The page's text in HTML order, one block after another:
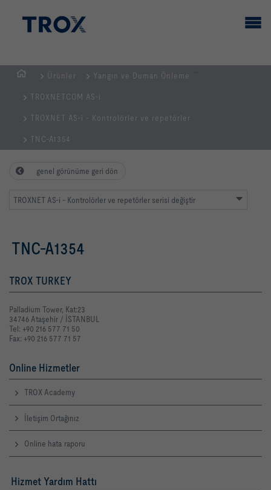
SAYFASI
Ürünler Yangın ve Duman Önleme
TROXNETCOM AS-i
TROXNET AS-i - Kontrolörler ve repetörler
TNC-A1354
genel görünüme geri dön
TROXNET AS-i - Kontrolörler ve repetörler serisi değiştir
TNC-A1354
TROX TURKEY
Palladium Tower, Kat:23
34746 Ataşehir / İSTANBUL
Tel: +90 216 577 71 50
Fax: +90 216 577 71 57
Online Hizmetler
TROX Academy
İletişim Ortağınız
Online hata raporu
Hizmet Yardım Hattı